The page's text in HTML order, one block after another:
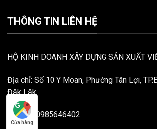
THÔNG TIN LIÊN HỆ
HỘ KINH DOANH XÂY DỰNG SẢN XUẤT
Địa chỉ: Số 10 Y Moan, Phường Tân Lợi,
Đăk Lăk
Hotline: 0985646402
Cửa hàng